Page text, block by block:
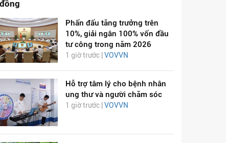
Phấn đấu tăng trưởng trên
10%, giải ngân 100% vốn đầu
tư công trong năm 2026
1 giờ trước | VOVVN
Hỗ trợ tâm lý cho bệnh nhân
ung thư và người chăm sóc
1 giờ trước | VOVVN